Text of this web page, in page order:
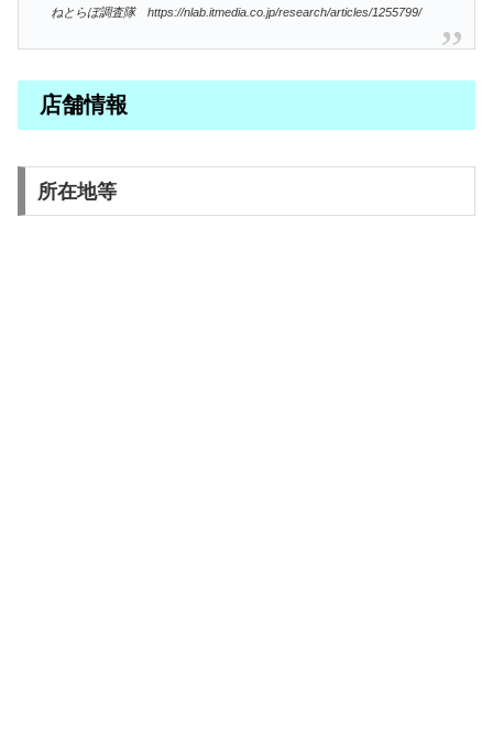
ねとらぼ調査隊 https://nlab.itmedia.co.jp/research/articles/1255799/
店舗情報
所在地等